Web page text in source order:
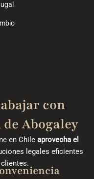
con
Abogaley
en Chile aprovecha el
legales eficientes